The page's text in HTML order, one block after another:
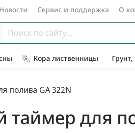
Новости Сервис и поддержка О
Кора лиственницы
полива GA 322N
для